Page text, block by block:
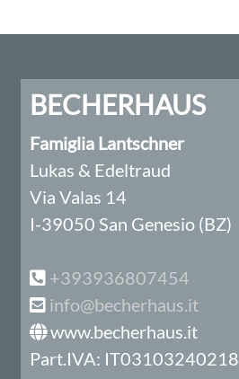
BECHERHAUS
Famiglia Lantschner
Lukas & Edeltraud
Via Valas 14
I-39050 San Genesio (BZ)
+393936807454
info@becherhaus.it
www.becherhaus.it
Part.IVA: IT03103240218